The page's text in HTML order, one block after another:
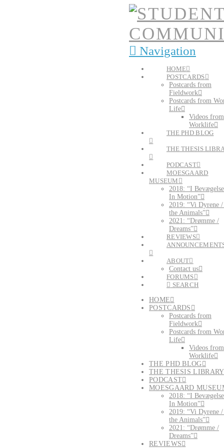
Navigation
HOME
POSTCARDS
Postcards from
Fieldwork
Postcards from
Life
Videos from
Worklife
THE PHD BLOG
THE THESIS
PODCAST
MOESGAARD
MUSEUM
2018: “I
In Motion”
2019: “Vi Dyrene /
the Animals”
2021: “Drømme /
Dreams”
REVIEWS
ABOUT
Contact us
FORUMS
SEARCH
HOME
POSTCARDS
Postcards from
Fieldwork
Postcards from
Life
Videos from
Worklife
THE PHD BLOG
THE THESIS LIBRARY
PODCAST
MOESGAARD
2018: “I
In Motion”
2019: “Vi Dyrene /
the Animals”
2021: “Drømme /
Dreams”
REVIEWS